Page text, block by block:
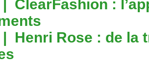
| ClearFashion :
| Henri Rose : de la